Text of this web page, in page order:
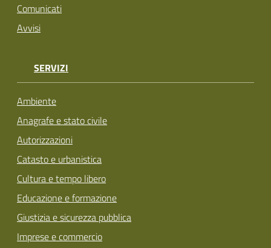
Comunicati
Avvisi
SERVIZI
Ambiente
Anagrafe e stato civile
Autorizzazioni
Catasto e urbanistica
Cultura e tempo libero
Educazione e formazione
Giustizia e sicurezza pubblica
Imprese e commercio